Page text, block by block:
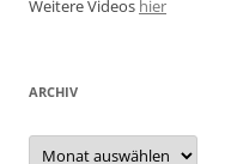
Weitere Videos hier
ARCHIV
Archiv